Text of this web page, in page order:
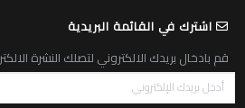
اشترك في القائمة البريدية
قم بادخال بريدك الالكتروني لتصلك النشرة